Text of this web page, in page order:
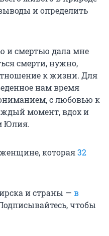
и определить
и смертью дала мне
смерти, нужно,
к жизни. Для
нам время
с любовью к
момент, вдох и
Юлия.
которая32
и страны — в
чтобы